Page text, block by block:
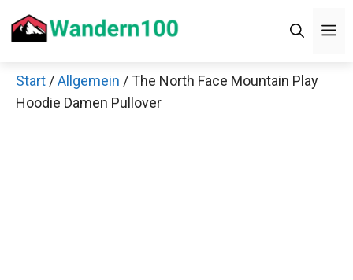
Inhalt
Start /Allgemein / The North Face Mountain Play
Hoodie Damen PulloverDecathlon Sale